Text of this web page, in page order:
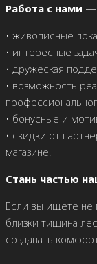
Работа с нами
• живописные
• интересные
• дружеская
• возможность
• бонусные и
• скидки от
магазине.
Стань частью
Если вы ищете не
близки тишина
создавать